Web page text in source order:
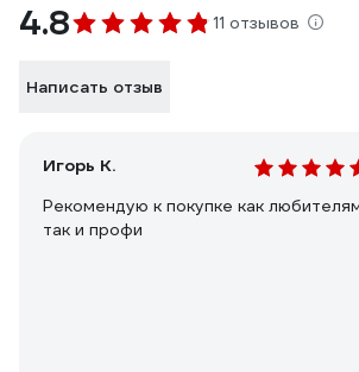
4.8 11 отзывов
Написать отзыв
Игорь К.
Рекомендую к покупке как
так и профи